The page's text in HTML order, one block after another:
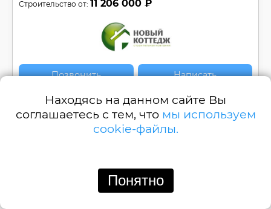
Строительство от: 11 206 000 ₽
Позвонить Написать
Дом из газобетона 14×16 Ричмонд № СК-360
Находясь на данном сайте Вы
соглашаетесь с тем, что мы используем
cookie-файлы.
Понятно